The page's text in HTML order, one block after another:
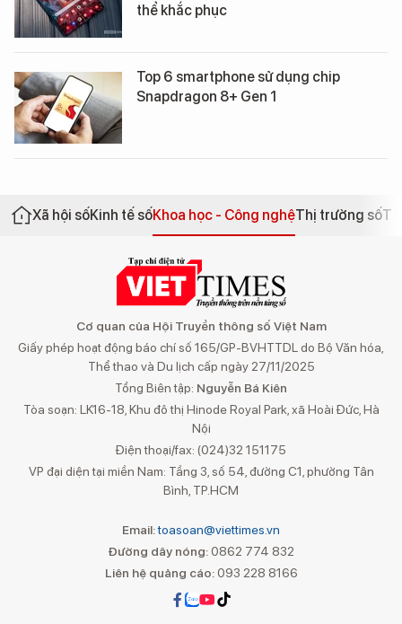
thể khắc phục
Top 6 smartphone sử dụng chip
Snapdragon 8+ Gen 1
Xã hội sốKinh tế sốKhoa học - Công nghệThị trường số
Cơ quan của Hội Truyền thông số Việt Nam
Giấy phép hoạt động báo chí số 165/GP-BVHTTDL do Bộ Văn hóa,
Thể thao và Du lịch cấp ngày 27/11/2025
Tổng Biên tập: Nguyễn Bá Kiên
Tòa soạn: LK16-18, Khu đô thị Hinode Royal Park, xã Hoài Đức, Hà
Nội
Điện thoại/fax: (024)32 151175
VP đại diện tại miền Nam: Tầng 3, số 54, đường C1, phường Tân
Bình, TP.HCM
Email:toasoan@viettimes.vn
Đường dây nóng: 0862 774 832
Liên hệ quảng cáo:093 228 8166